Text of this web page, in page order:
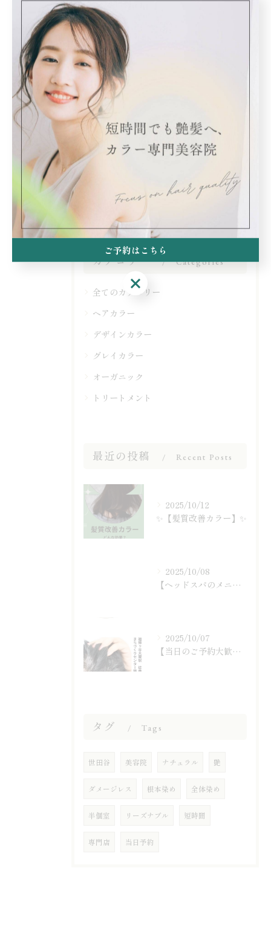
ご予約は当店ホームページ、ホットペッパーからお待ち
しております🙇‍♂️
#エヌドット #祖師谷 #祖師ヶ谷大蔵 #成城学園前 #カラ
ー専門店 #美容室 #白髪染め
< 前のページ 一覧に戻る 次のページ >
カテゴリー Categories
全てのカテゴリー
ヘアカラー
デザインカラー
グレイカラー
オーガニック
トリートメント
最近の投稿 Recent Posts
2025/10/12
✨【髪質改善カラー】✨
2025/10/08
【ヘッドスパのメニュー紹介】
2025/10/07
【当日のご予約大歓迎です☆】
タグ Tags
世田谷 美容院 ナチュラル 艶
ダメージレス 根本染め 全体染め
半個室 リーズナブル 短時間
専門店 当日予約
ご予約はこちら
ご予約はこちら